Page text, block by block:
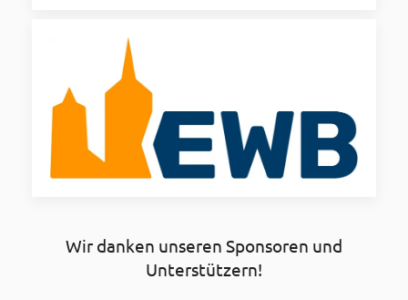
Wir danken unseren Sponsoren und
Unterstützern!